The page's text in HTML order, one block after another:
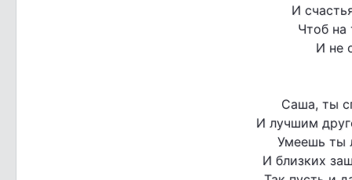
И
Чтоб на
И не
Саша, ты
И лучшим
Умеешь ты
И близких